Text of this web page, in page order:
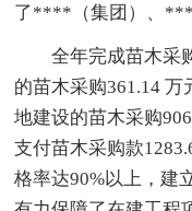
了****（集团）、
全年完成苗木采
的苗木采购361.14 万
地建设的苗木采购
支付苗木采购款
格率达90%以上，建